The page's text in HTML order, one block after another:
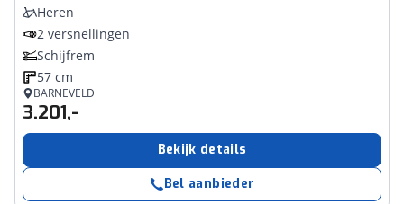
Heren
2 versnellingen
Schijfrem
57 cm
BARNEVELD
3.201,-
Bekijk details
Bel aanbieder